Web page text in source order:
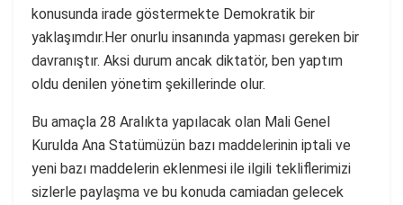
konusunda irade göstermekte Demokratik bir
yaklaşımdır.Her onurlu insanında yapması gereken bir
davranıştır. Aksi durum ancak diktatör, ben yaptım
oldu denilen yönetim şekillerinde olur.
Bu amaçla 28 Aralıkta yapılacak olan Mali Genel
Kurulda Ana Statümüzün bazı maddelerinin iptali ve
yeni bazı maddelerin eklenmesi ile ilgili tekliflerimizi
sizlerle paylaşma ve bu konuda camiadan gelecek